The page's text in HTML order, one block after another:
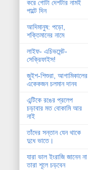
করে গোটা দেশটার নামই
পাল্টে দিন
আদিমানুষ: পড়ো,
শক্তিমানের নামে
লাইফ- এচিভমেন্ট-
সেক্রিফাইস!
জুইশ-শিশুরা, আগামিকালের
একেকজন চলমান দানব
এন্টিকে রঙের প্রলেপ
চড়াবার মত বোকামি আর
নাই
তাঁদের সন্তান যেন থাকে
দুধে ভাতে।
যারা ভাল ইংরাজি জানেন না
তারা শূলে চড়বেন